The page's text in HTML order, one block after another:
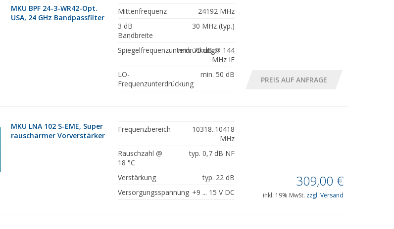
MKU BPF 24-3-WR42-Opt.
USA, 24 GHz Bandpassfilter
Mittenfrequenz
24192 MHz
3 dB
Bandbreite
30 MHz (typ.)
Spiegelfrequenzunterdrückung
min. 70 dB @ 144
MHz IF
LO-
Frequenzunterdrückung
min. 50 dB
MKU LNA 102 S-EME, Super
rauscharmer Vorverstärker
Frequenzbereich
10318..10418
MHz
Rauschzahl @
18 °C
typ. 0,7 dB NF
Verstärkung
typ. 22 dB
Versorgungsspannung +9 ... 15 V DC
309,00 €
inkl. 19% MwSt. zzgl. Versand